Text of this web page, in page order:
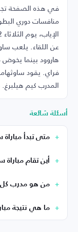
في هذه الصفحة
منافسات دوري
فراي. يقود
المدرب كيم
أسئلة شائعة
متى تبدأ مباراة
أين تقام مباراة
من هو مدرب كل
ما هي نتيجة